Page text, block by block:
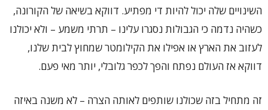
השינויים שלה יכול להיות די מפתיע. דווקא בשיאה של הקורונה,
כשהיה נדמה כי הגבולות נסגרו עלינו – תרתי משמע – ולא יכולנו
לעזוב את הארץ או אפילו את הקילומטר שמחוץ לבית שלנו,
דווקא אז העולם נפתח והפך לכפר גלובלי, יותר מאי פעם.
זה מתחיל בזה שכולנו שותפים לאותה הצרה – לא משנה באיזה